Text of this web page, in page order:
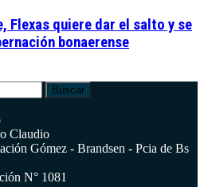
Flexas quiere dar el salto y se
bonaerense
Claudio
Gómez - Brandsen - Pcia de Bs
N° 1081